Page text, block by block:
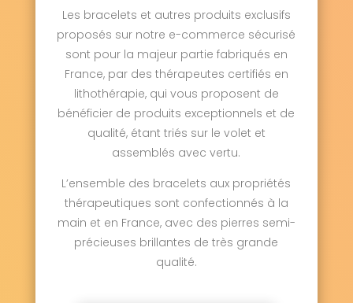
Les bracelets et autres produits exclusifs
proposés sur notre e-commerce sécurisé
sont pour la majeur partie fabriqués en
France, par des thérapeutes certifiés en
lithothérapie, qui vous proposent de
bénéficier de produits exceptionnels et de
qualité, étant triés sur le volet et
assemblés avec vertu.
L’ensemble des bracelets aux propriétés
thérapeutiques sont confectionnés à la
main et en France, avec des pierres semi-
précieuses brillantes de très grande
qualité.